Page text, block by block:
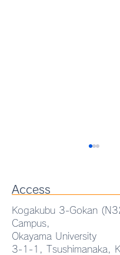
磁気ナノ粒子イメ
Access
Kogakubu 3-Gokan
Campus,
Okayama University
3-1-1, Tsushimanaka,